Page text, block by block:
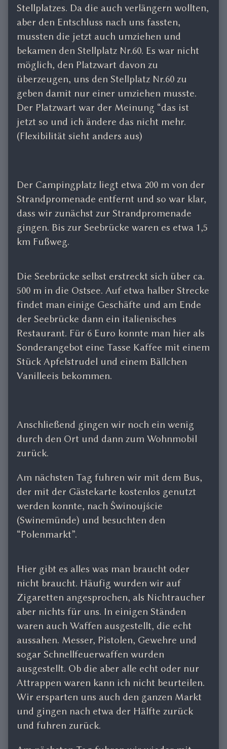
Stellplatzes. Da die auch verlängern wollten,
aber den Entschluss nach uns fassten,
mussten die jetzt auch umziehen und
bekamen den Stellplatz Nr.60. Es war nicht
möglich, den Platzwart davon zu
überzeugen, uns den Stellplatz Nr.60 zu
geben damit nur einer umziehen musste.
Der Platzwart war der Meinung “das ist
jetzt so und ich ändere das nicht mehr.
(Flexibilität sieht anders aus)
Der Campingplatz liegt etwa 200 m von der
Strandpromenade entfernt und so war klar,
dass wir zunächst zur Strandpromenade
gingen. Bis zur Seebrücke waren es etwa 1,5
km Fußweg.
Die Seebrücke selbst erstreckt sich über ca.
500 m in die Ostsee. Auf etwa halber Strecke
findet man einige Geschäfte und am Ende
der Seebrücke dann ein italienisches
Restaurant. Für 6 Euro konnte man hier als
Sonderangebot eine Tasse Kaffee mit einem
Stück Apfelstrudel und einem Bällchen
Vanilleeis bekommen.
Anschließend gingen wir noch ein wenig
durch den Ort und dann zum Wohnmobil
zurück.
Am nächsten Tag fuhren wir mit dem Bus,
der mit der Gästekarte kostenlos genutzt
werden konnte, nach Świnoujście
(Swinemünde) und besuchten den
“Polenmarkt”.
Hier gibt es alles was man braucht oder
nicht braucht. Häufig wurden wir auf
Zigaretten angesprochen, als Nichtraucher
aber nichts für uns. In einigen Ständen
waren auch Waffen ausgestellt, die echt
aussahen. Messer, Pistolen, Gewehre und
sogar Schnellfeuerwaffen wurden
ausgestellt. Ob die aber alle echt oder nur
Attrappen waren kann ich nicht beurteilen.
Wir ersparten uns auch den ganzen Markt
und gingen nach etwa der Hälfte zurück
und fuhren zurück.